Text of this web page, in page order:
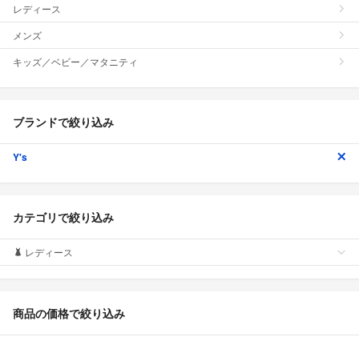
レディース
メンズ
キッズ／ベビー／マタニティ
ブランドで絞り込み
Y's
カテゴリで絞り込み
レディース
商品の価格で絞り込み